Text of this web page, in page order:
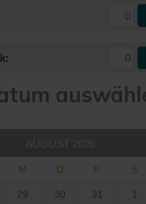
AUGUST 2026
M D F S
29 30 31 1